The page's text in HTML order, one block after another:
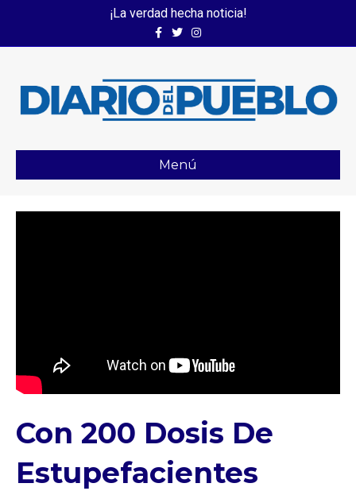
¡La verdad hecha noticia!
FacebookTwitterInstagram
Menú
Con 200 Dosis De
Estupefacientes